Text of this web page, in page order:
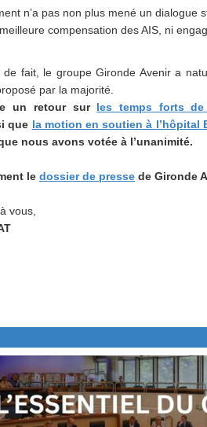
n’a pas non plus mené un dialogue
compensation des AIS, ni
fait, le groupe Gironde Avenir a
par la majorité.
un retour sur les temps forts de
que la motion en soutien à l’hôpital
nous avons votée à l’unanimité.
le dossier de presse de Gironde
vous,